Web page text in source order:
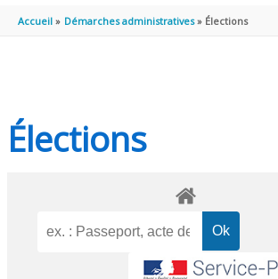
PRINCIPAL
Accueil Démarches administratives Élections
Élections